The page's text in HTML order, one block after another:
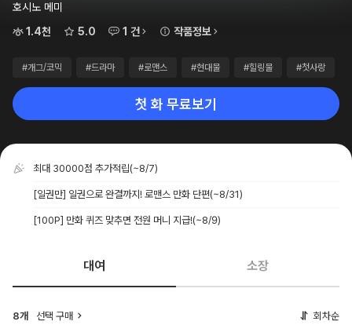
호시노 메미
1.4천
5.0 1 건 작품정보
#개그/코믹 #드라마 #로맨스 #현대물 #힐링물 #첫사랑
첫 화 무료보기
최대 30000점 추가적립(~8/7)
[일권만] 일권으로 완결까지! 로맨스 만화 단편(~8/31)
[100P] 만화 퀴즈 맞추면 전원 머니 지급!(~8/9)
대여 소장
8개 선택 구매 회차순